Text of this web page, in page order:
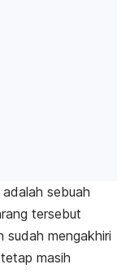
sebuah
tersebut
sudah mengakhiri
masih